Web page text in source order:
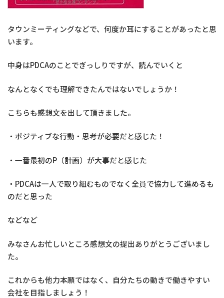
タウンミーティングなどで、何度か耳にすることがあったと思
います。
中身はPDCAのことでぎっしりですが、読んでいくと
なんとなくでも理解できたんではないでしょうか！
こちらも感想文を出して頂きました。
・ポジティブな行動・思考が必要だと感じた！
・一番最初のP（計画）が大事だと感じた
・PDCAは一人で取り組むものでなく全員で協力して進めるも
のだと思った
などなど
みなさんお忙しいところ感想文の提出ありがとうございまし
た。
これからも他力本願ではなく、自分たちの動きで働きやすい
会社を目指しましょう！